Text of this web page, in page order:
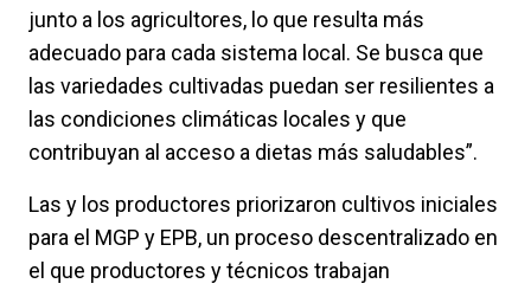
junto a los agricultores, lo que resulta más
adecuado para cada sistema local. Se busca que
las variedades cultivadas puedan ser resilientes a
las condiciones climáticas locales y que
contribuyan al acceso a dietas más saludables”.
Las y los productores priorizaron cultivos iniciales
para el MGP y EPB, un proceso descentralizado en
el que productores y técnicos trabajan